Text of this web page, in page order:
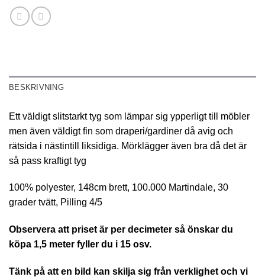
BESKRIVNING
Ett väldigt slitstarkt tyg som lämpar sig ypperligt till möbler
men även väldigt fin som draperi/gardiner då avig och
rätsida i nästintill liksidiga. Mörklägger även bra då det är
så pass kraftigt tyg
100% polyester, 148cm brett, 100.000 Martindale, 30
grader tvätt, Pilling 4/5
Observera att priset är per decimeter så önskar du
köpa 1,5 meter fyller du i 15 osv.
Tänk på att en bild kan skilja sig från verklighet och vi